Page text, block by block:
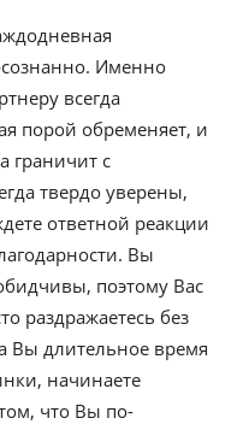
Именно
всегда
порой обременяет, и
граничит с
твердо уверены,
ответной реакции
Вы
поэтому Вас
раздражаетесь без
Вы длительное время
начинаете
что Вы по-